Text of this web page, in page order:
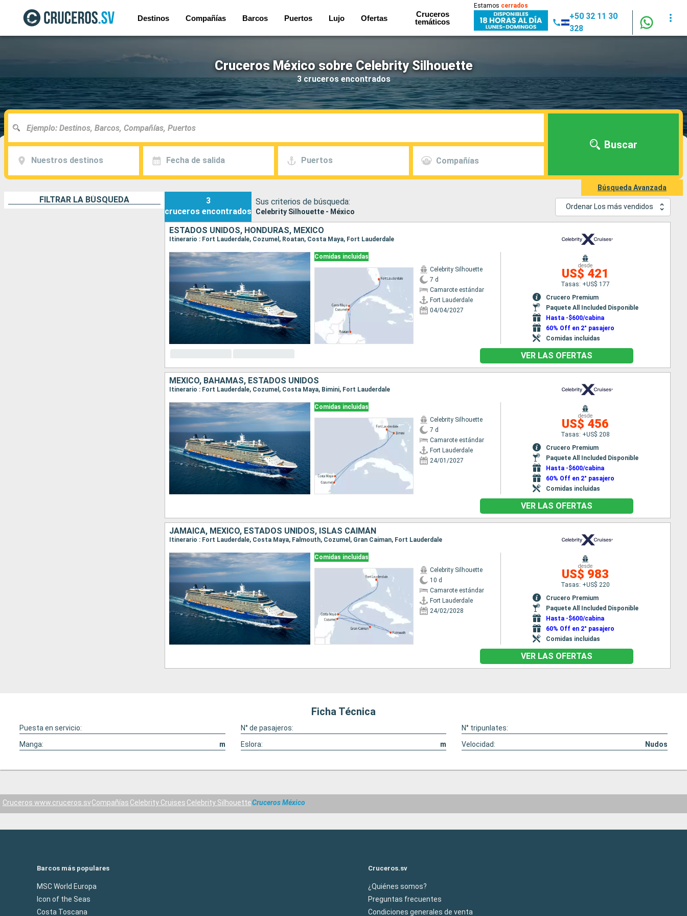
Destinos Compañías Barcos Puertos Lujo Ofertas
Cruceros
temáticos
Estamos cerrados
+50 32 11 30
328
Cruceros México sobre Celebrity Silhouette
3 cruceros encontrados
Nuestros destinos Fecha de salida Puertos Compañías
Buscar
Búsqueda Avanzada
FILTRAR LA BÚSQUEDA
3
cruceros encontrados
Sus criterios de búsqueda:
Celebrity Silhouette - México
Ordenar Los más vendidos
ESTADOS UNIDOS, HONDURAS, MÉXICO
Itinerario : Fort Lauderdale, Cozumel, Roatan, Costa Maya, Fort Lauderdale
Comidas incluidas
Celebrity Silhouette
7 d
Camarote estándar
Fort Lauderdale
04/04/2027
desde
US$ 421
Tasas: +US$ 177
Crucero Premium
Paquete All Included Disponible
Hasta -$600/cabina
60% Off en 2° pasajero
Comidas incluidas
VER LAS OFERTAS
MÉXICO, BAHAMAS, ESTADOS UNIDOS
Itinerario : Fort Lauderdale, Cozumel, Costa Maya, Bimini, Fort Lauderdale
Comidas incluidas
Celebrity Silhouette
7 d
Camarote estándar
Fort Lauderdale
24/01/2027
desde
US$ 456
Tasas: +US$ 208
Crucero Premium
Paquete All Included Disponible
Hasta -$600/cabina
60% Off en 2° pasajero
Comidas incluidas
VER LAS OFERTAS
JAMAICA, MÉXICO, ESTADOS UNIDOS, ISLAS CAIMÁN
Itinerario : Fort Lauderdale, Costa Maya, Falmouth, Cozumel, Gran Caiman, Fort Lauderdale
Comidas incluidas
Celebrity Silhouette
10 d
Camarote estándar
Fort Lauderdale
24/02/2028
desde
US$ 983
Tasas: +US$ 220
Crucero Premium
Paquete All Included Disponible
Hasta -$600/cabina
60% Off en 2° pasajero
Comidas incluidas
VER LAS OFERTAS
Ficha Técnica
Puesta en servicio: N° de pasajeros:
N° tripunlates:
Manga:
m Eslora: m Velocidad: Nudos
Cruceros www.cruceros.svCompañías Celebrity Cruises Celebrity SilhouetteCruceros México
Barcos más populares
MSC World Europa
Icon of the Seas
Costa Toscana
Cruceros.sv
¿Quiénes somos?
Preguntas frecuentes
Condiciones generales de venta